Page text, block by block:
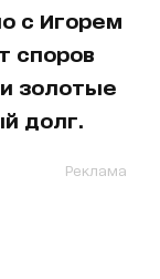
с Игорем
споров
золотые
долг.
Реклама